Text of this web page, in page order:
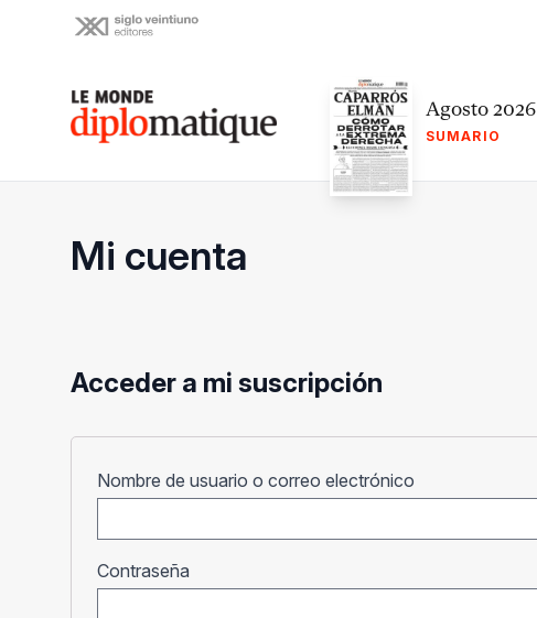
Le monde diplomatique Agosto 2026
SUMARIO
Mi cuenta
Acceder a mi suscripción
Nombre de usuario o correo electrónico
Contraseña